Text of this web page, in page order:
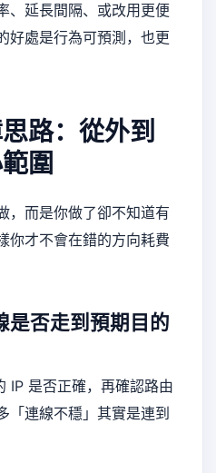
、延長間隔、或改用更便
好處是行為可預測，也更
路：從外到
圍
，而是你做了卻不知道有
你才不會在錯的方向耗費
是否走到預期目的
IP 是否正確，再確認路由
「連線不穩」其實是連到